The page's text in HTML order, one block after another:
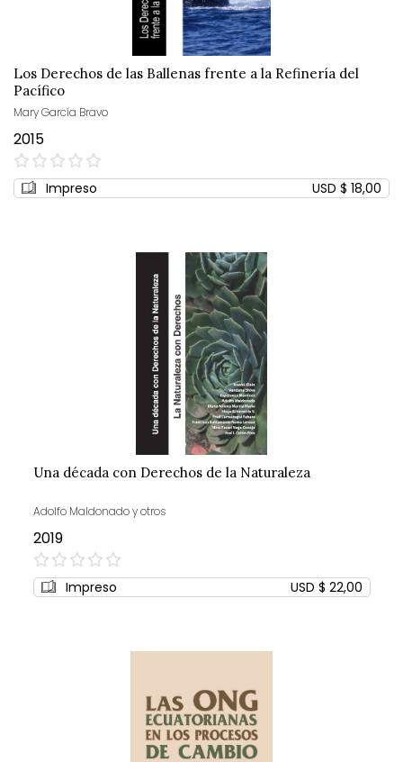
Los Derechos de las Ballenas frente a la Refinería del
Pacífico
Mary García Bravo
2015
0%
Impreso USD $ 18,00
Una década con Derechos de la Naturaleza
Adolfo Maldonado y otros
2019
0%
Impreso USD $ 22,00